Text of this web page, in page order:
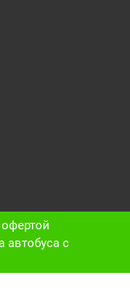
автобуса c